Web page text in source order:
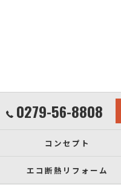
0279-56-8808
コンセプト
エコ断熱リフォーム